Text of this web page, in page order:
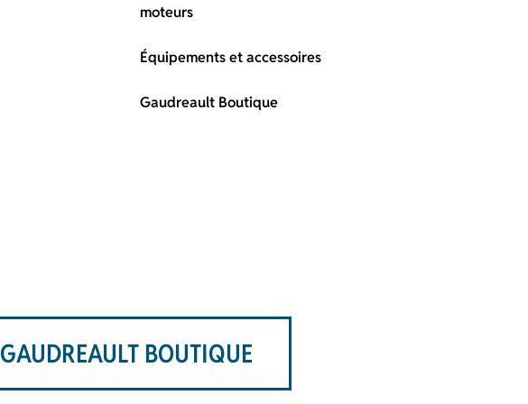
moteurs
Équipements et accessoires
Gaudreault Boutique
GAUDREAULT BOUTIQUE